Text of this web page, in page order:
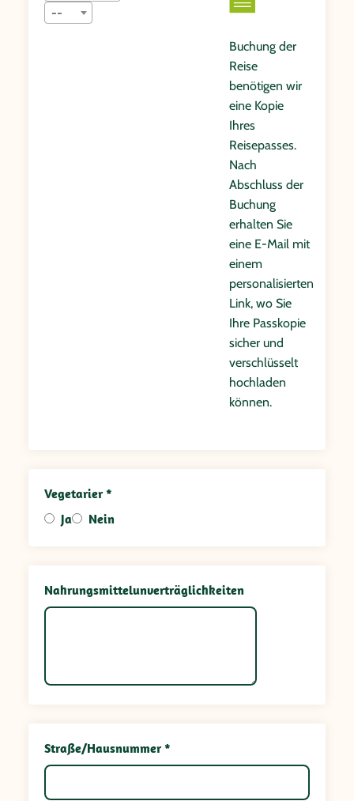
--
Buchung der
Reise
benötigen wir
eine Kopie
Ihres
Reisepasses.
Nach
Abschluss der
Buchung
erhalten Sie
eine E-Mail mit
einem
personalisierten
Link, wo Sie
Ihre Passkopie
sicher und
verschlüsselt
hochladen
können.
Vegetarier *
Ja
Nein
Nahrungsmittelunverträglichkeiten
Straße/Hausnummer *